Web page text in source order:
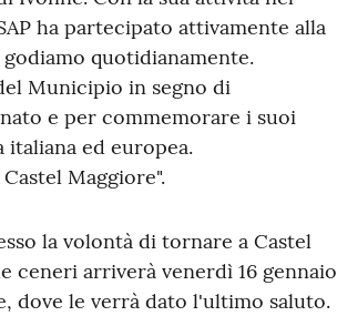
ha partecipato attivamente alla
quotidianamente.
Municipio in segno di
e per commemorare i suoi
ed europea.
Maggiore".
la volontà di tornare a Castel
ceneri arriverà venerdì 16 gennaio
dove le verrà dato l'ultimo saluto.